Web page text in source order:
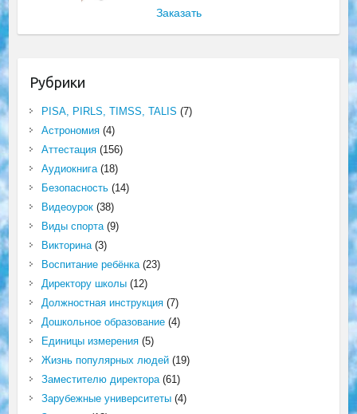
Заказать
Рубрики
PISA, PIRLS, TIMSS, TALIS (7)
Астрономия(4)
Аттестация(156)
Аудиокнига(18)
Безопасность(14)
Видеоурок(38)
Виды спорта(9)
Викторина(3)
Воспитание ребёнка(23)
Директору школы(12)
Должностная инструкция(7)
Дошкольное образование(4)
Единицы измерения(5)
Жизнь популярных людей(19)
Заместителю директора(61)
Зарубежные университеты(4)